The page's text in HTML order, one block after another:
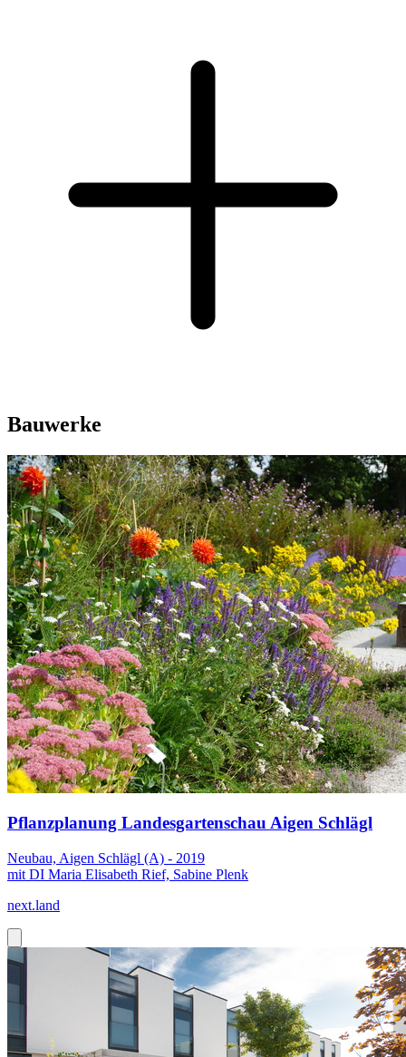
Bauwerke
Pflanzplanung Landesgartenschau Aigen Schlägl
Neubau, Aigen Schlägl (A) - 2019
mit DI Maria Elisabeth Rief, Sabine Plenk
next.land